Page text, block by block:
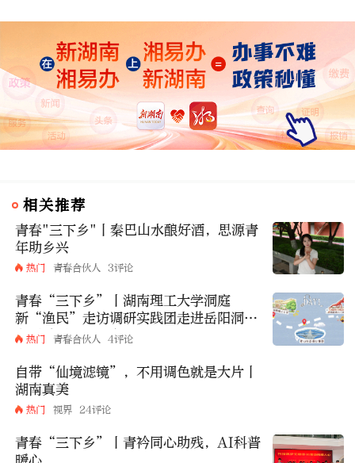
相关推荐
青春"三下乡"丨秦巴山水酿好酒，思源青
年助乡兴
热门 青春合伙人 3评论
青春“三下乡”丨湖南理工大学洞庭
新“渔民”走访调研实践团走进岳阳洞庭
湖区域开展社会实践
热门 青春合伙人 4评论
自带“仙境滤镜”，不用调色就是大片丨
湖南真美
热门 视界 24评论
青春“三下乡”丨青衿同心助残，AI科普